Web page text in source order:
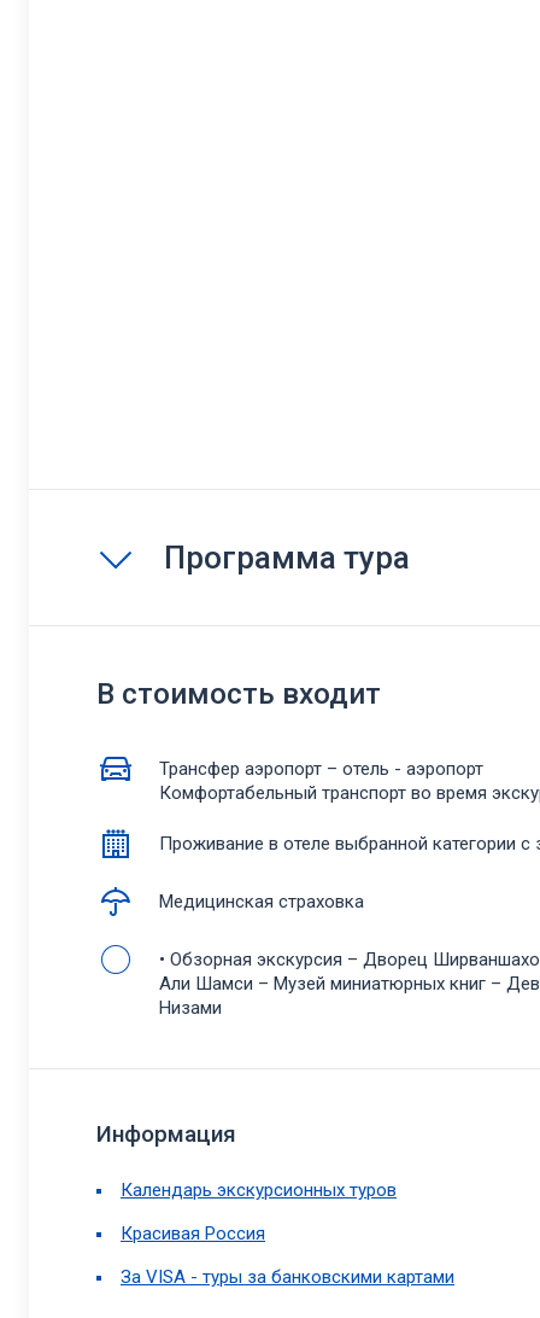
Программа тура
В стоимость входит
Трансфер аэропорт – отель - аэропорт
Комфортабельный транспорт во время
Проживание в отеле выбранной категории с
Медицинская страховка
• Обзорная экскурсия – Дворец
Али Шамси – Музей миниатюрных книг –
Низами
Информация
Календарь экскурсионных туров
Красивая Россия
За VISA - туры за банковскими картами